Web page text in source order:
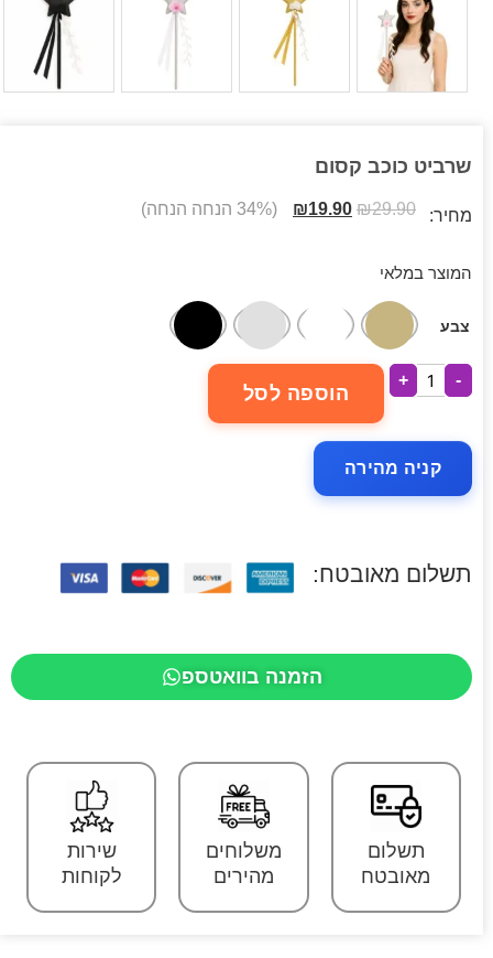
שרביט כוכב קסום
מחיר: ₪29.90
₪19.90 (34% הנחה הנחה)
המוצר במלאי
צבע
-
+
הוספה לסל
קניה מהירה
תשלום מאובטח:
הזמנה בוואטספ
תשלום
מאובטח
משלוחים
מהירים
שירות
לקוחות